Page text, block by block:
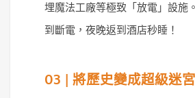
埋魔法工廠等極致「放電」設施
到斷電，夜晚返到酒店秒睡！
03 | 將歷史變成超級迷